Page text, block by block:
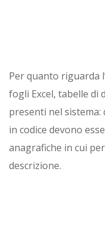
Per quanto riguarda
fogli Excel, tabelle di
presenti nel
in codice devono
anagrafiche in cui
descrizione.